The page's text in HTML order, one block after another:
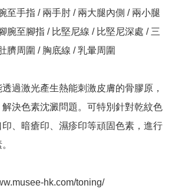
至手指 / 兩手肘 / 兩大腿內側 / 兩小腿
腕至腳指 / 比堅尼線 / 比堅尼深處 / 三
臍周圍 / 胸底線 / 乳暈周圍
過激光產生熱能刺激皮膚的骨膠原，
決色素沈澱問題。可特別針對乾紋色
、暗瘡印、濕疹印等頑固色素，進行
hk.com/toning/